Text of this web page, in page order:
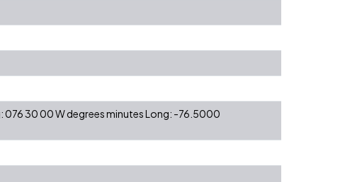
076 30 00 W degrees minutes Long: -76.5000